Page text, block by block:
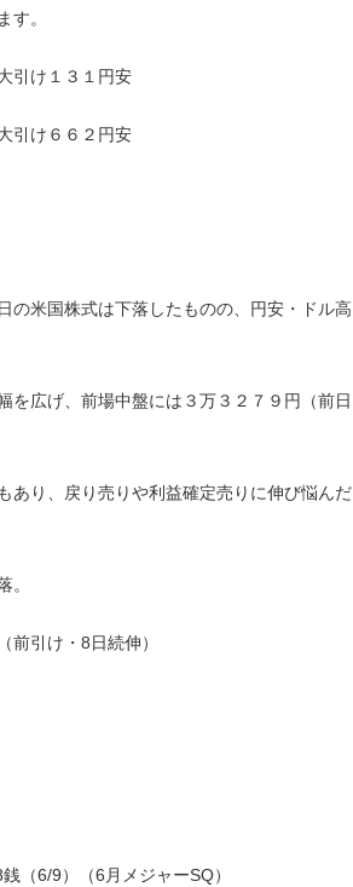
す。
引け１３１円安
引け６６２円安
の米国株式は下落したものの、円安・ドル高
を広げ、前場中盤には３万３２７９円（前日
あり、戻り売りや利益確定売りに伸び悩んだ
。
引け・8日続伸）
（6/9）（6月メジャーSQ）